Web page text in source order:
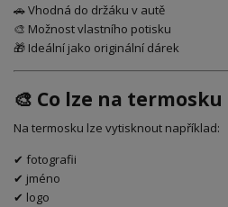
🚗 Vhodná do držáku v autě
🎨 Možnost vlastního potisku
🎁 Ideální jako originální dárek
🎨 Co lze na
Na termosku lze vytisknout například:
✔ fotografii
✔ jméno
✔ logo